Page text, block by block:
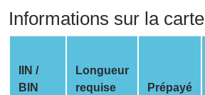
Checker
v2
CC
Generator
Informations sur la carte
IIN /
BIN
Longueur
requise
Prépayé